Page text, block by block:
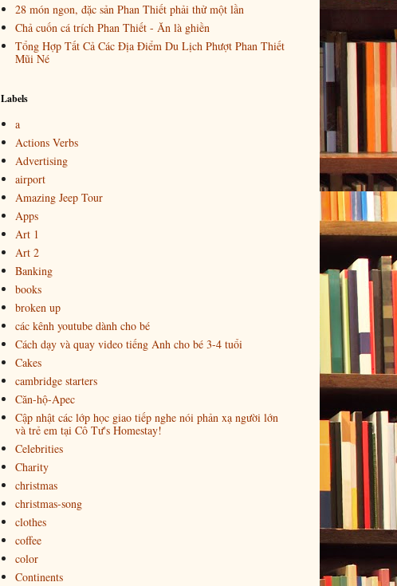
28 món ngon, đặc sản Phan Thiết phải thử một lần
Chả cuốn cá trích Phan Thiết - Ăn là ghiền
Tổng Hợp Tất Cả Các Địa Điểm Du Lịch Phượt Phan Thiết
Mũi Né
Labels
a
Actions Verbs
Advertising
airport
Amazing Jeep Tour
Apps
Art 1
Art 2
Banking
books
broken up
các kênh youtube dành cho bé
Cách dạy và quay video tiếng Anh cho bé 3-4 tuổi
Cakes
cambridge starters
Căn-hộ-Apec
Cập nhật các lớp học giao tiếp nghe nói phản xạ người lớn
và trẻ em tại Cô Tư's Homestay!
Celebrities
Charity
christmas
christmas-song
clothes
coffee
color
Continents